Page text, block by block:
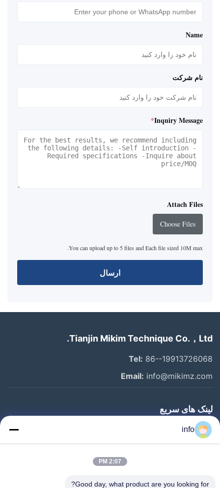
Name
نام شرکت
Inquiry Message
*
Attach Files
Choose Files
You can upload up to 5 files and Each file sized 10M max.
ارسال
Tianjin Mikim Technique Co.，Ltd.
Tel: 86--19913726068
Email: info@mikimz.com
لینک های سریع
خانه
محصولات
درباره ما
info
2:07 PM
Good day, what product are you looking for?